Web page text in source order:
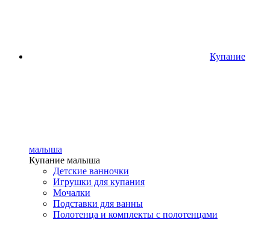
Купание
малыша
Купание малыша
Детские ванночки
Игрушки для купания
Мочалки
Подставки для ванны
Полотенца и комплекты с полотенцами